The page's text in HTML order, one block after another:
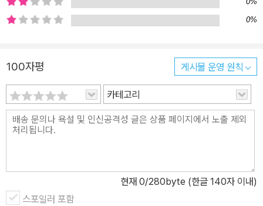
들로 가득한 『소풍날』을 지금 함께 만나 보자.
0%
100자평 게시물 운영 원칙
카테고리
현재 0/280byte (한글 140자 이내)
스포일러 포함